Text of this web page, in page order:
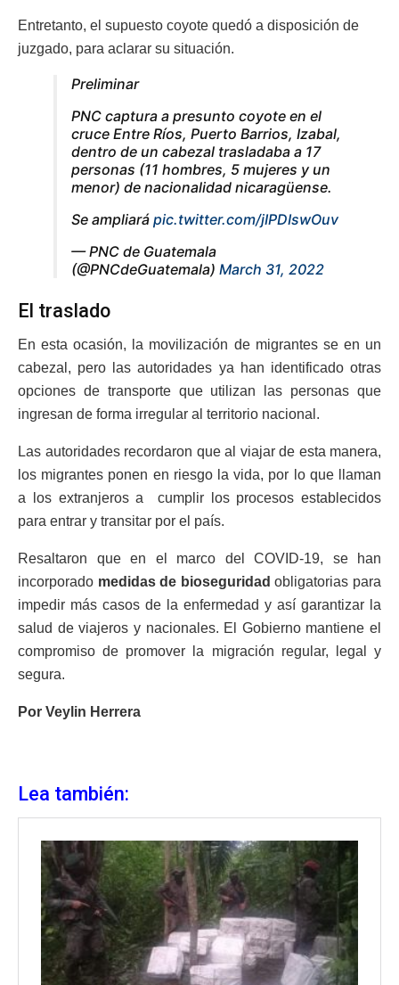
Entretanto, el supuesto coyote quedó a disposición de
juzgado, para aclarar su situación.
Preliminar
PNC captura a presunto coyote en el
cruce Entre Ríos, Puerto Barrios, Izabal,
dentro de un cabezal trasladaba a 17
personas (11 hombres, 5 mujeres y un
menor) de nacionalidad nicaragüense.
Se ampliará pic.twitter.com/jIPDIswOuv
— PNC de Guatemala
(@PNCdeGuatemala) March 31, 2022
El traslado
En esta ocasión, la movilización de migrantes se en un
cabezal, pero las autoridades ya han identificado otras
opciones de transporte que utilizan las personas que
ingresan de forma irregular al territorio nacional.
Las autoridades recordaron que al viajar de esta manera,
los migrantes ponen en riesgo la vida, por lo que llaman
a los extranjeros a cumplir los procesos establecidos
para entrar y transitar por el país.
Resaltaron que en el marco del COVID-19, se han
incorporado medidas de bioseguridad obligatorias para
impedir más casos de la enfermedad y así garantizar la
salud de viajeros y nacionales. El Gobierno mantiene el
compromiso de promover la migración regular, legal y
segura.
Por Veylin Herrera
Lea también: